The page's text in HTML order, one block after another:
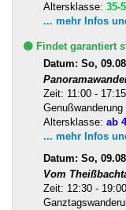
Altersklasse: 35-
... mehr Infos
🟢 Findet garantiert
Datum: So,
Zeit: 11:00 -
Altersklasse: ab
... mehr Infos
Datum: So,
Vom
Zeit: 12:30 -